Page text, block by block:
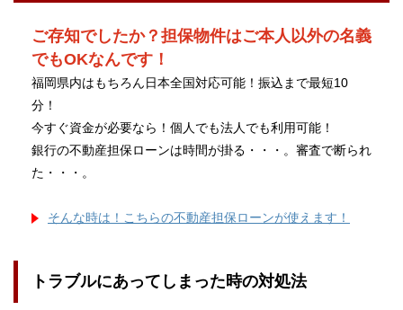
ご存知でしたか？担保物件はご本人以外の名義
でもOKなんです！
福岡県内はもちろん日本全国対応可能！振込まで最短10
分！
今すぐ資金が必要なら！個人でも法人でも利用可能！
銀行の不動産担保ローンは時間が掛る・・・。審査で断られ
た・・・。
そんな時は！こちらの不動産担保ローンが使えます！
トラブルにあってしまった時の対処法